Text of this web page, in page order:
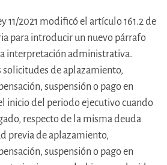
11/2021 modificó el artículo 161.2 de
para introducir un nuevo párrafo
interpretación administrativa.
solicitudes de aplazamiento,
suspensión o pago en
inicio del periodo ejecutivo cuando
respecto de la misma deuda
previa de aplazamiento,
suspensión o pago en